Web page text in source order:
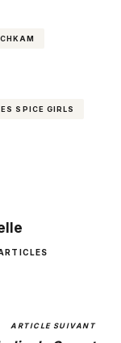
SPICE GIRLS
ARTICLE SUIVANT